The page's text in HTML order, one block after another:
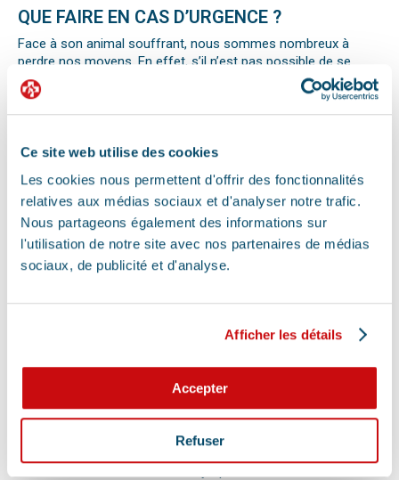
Ce site web utilise des cookies
Les cookies nous permettent d'offrir des fonctionnalités
relatives aux médias sociaux et d'analyser notre trafic.
Nous partageons également des informations sur
l'utilisation de notre site avec nos partenaires de médias
sociaux, de publicité et d'analyse.
Afficher les détails
Accepter
Refuser
QUE FAIRE EN CAS D’URGENCE ?
Face à son animal souffrant, nous sommes nombreux à
perdre nos moyens. En effet, s’il n’est pas possible de se
préparer totalement à ce type d’événement, certains gestes
peuvent être salvateurs.
Ainsi, le premier réflexe à avoir dans une telle situation est de
vétérinaire la plus proche de votre domicile. Il est important
sécurité de votre animal pour ne pas empirer la situation.
Pour pouvoir détecter un mal-être chez son animal et décrire
la situation à un professionnel, il faut faire attention aux
signaux. Tout comportement anormal ou abattement doit
vous alerter.
Les difficultés respiratoires, pertes de conscience, les
votre chat, chien ou autre nouvel animal de compagnie ne va
Différentes causes peuvent être à l’origine d’une urgence pour
votre compagnon. Il peut s’agir en effet d’un épillet, d’une
réaction allergique avec œdème de Quincke, d’une intoxication
ou envenimation, d’un syndrome dilatation torsion de
l’estomac chez le chien, d’une mise bas, d’une infection